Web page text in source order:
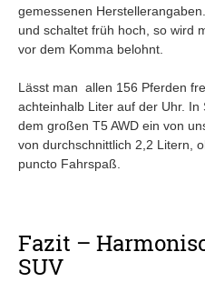
gemessenen
und schaltet früh hoch, so wird
vor dem Komma belohnt.
Lässt man allen 156 Pferden
achteinhalb Liter auf der Uhr.
dem großen T5 AWD ein von
von durchschnittlich 2,2 Litern,
puncto Fahrspaß.
Fazit –
SUV